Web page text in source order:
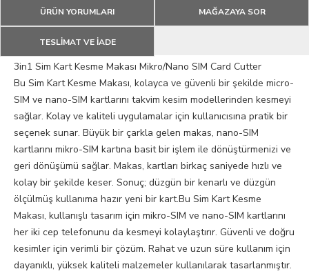
ÜRÜN YORUMLARI MAĞAZAYA SOR
TESLİMAT VE İADE
3in1 Sim Kart Kesme Makası Mikro/Nano SIM Card Cutter
Bu Sim Kart Kesme Makası, kolayca ve güvenli bir şekilde micro-
SIM ve nano-SIM kartlarını takvim kesim modellerinden kesmeyi
sağlar. Kolay ve kaliteli uygulamalar için kullanıcısına pratik bir
seçenek sunar. Büyük bir çarkla gelen makas, nano-SIM
kartlarını mikro-SIM kartına basit bir işlem ile dönüştürmenizi ve
geri dönüşümü sağlar. Makas, kartları birkaç saniyede hızlı ve
kolay bir şekilde keser. Sonuç; düzgün bir kenarlı ve düzgün
ölçülmüş kullanıma hazır yeni bir kart.Bu Sim Kart Kesme
Makası, kullanışlı tasarım için mikro-SIM ve nano-SIM kartlarını
her iki cep telefonunu da kesmeyi kolaylaştırır. Güvenli ve doğru
kesimler için verimli bir çözüm. Rahat ve uzun süre kullanım için
dayanıklı, yüksek kaliteli malzemeler kullanılarak tasarlanmıştır.